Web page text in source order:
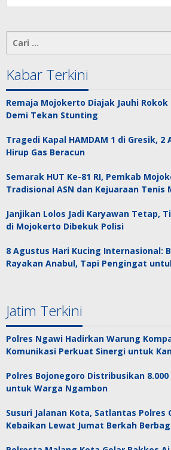
untuk:
Kabar Terkini
Remaja Mojokerto Diajak Jauhi
Demi Tekan Stunting
Tragedi Kapal HAMDAM 1 di Gresik, 2
Hirup Gas Beracun
Semarak HUT Ke-81 RI, Pemkab
Tradisional ASN dan Kejuaraan Tenis
Janjikan Lolos Jadi Karyawan Tetap,
di Mojokerto Dibekuk Polisi
8 Agustus Hari Kucing Internasional:
Rayakan Anabul, Tapi Pengingat
Jatim Terkini
Polres Ngawi Hadirkan Warung
Komunikasi Perkuat Sinergi untuk
Polres Bojonegoro Distribusikan
untuk Warga Ngambon
Susuri Jalanan Kota, Satlantas Polres
Kebaikan Lewat Jumat Berkah